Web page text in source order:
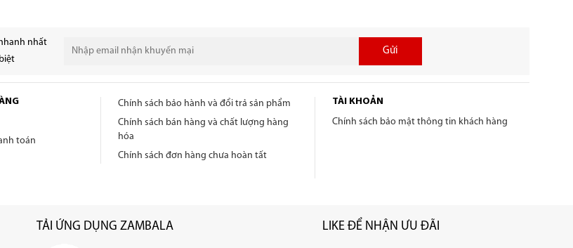
nhất
Gửi
toán
Chính sách bảo hành và đổi trả sản phẩm
Chính sách bán hàng và chất lượng hàng
hóa
Chính sách đơn hàng chưa hoàn tất
TÀI KHOẢN
Chính sách bảo mật thông tin khách hàng
TẢI ỨNG DỤNG ZAMBALA LIKE ĐỂ NHẬN ƯU ĐÃI